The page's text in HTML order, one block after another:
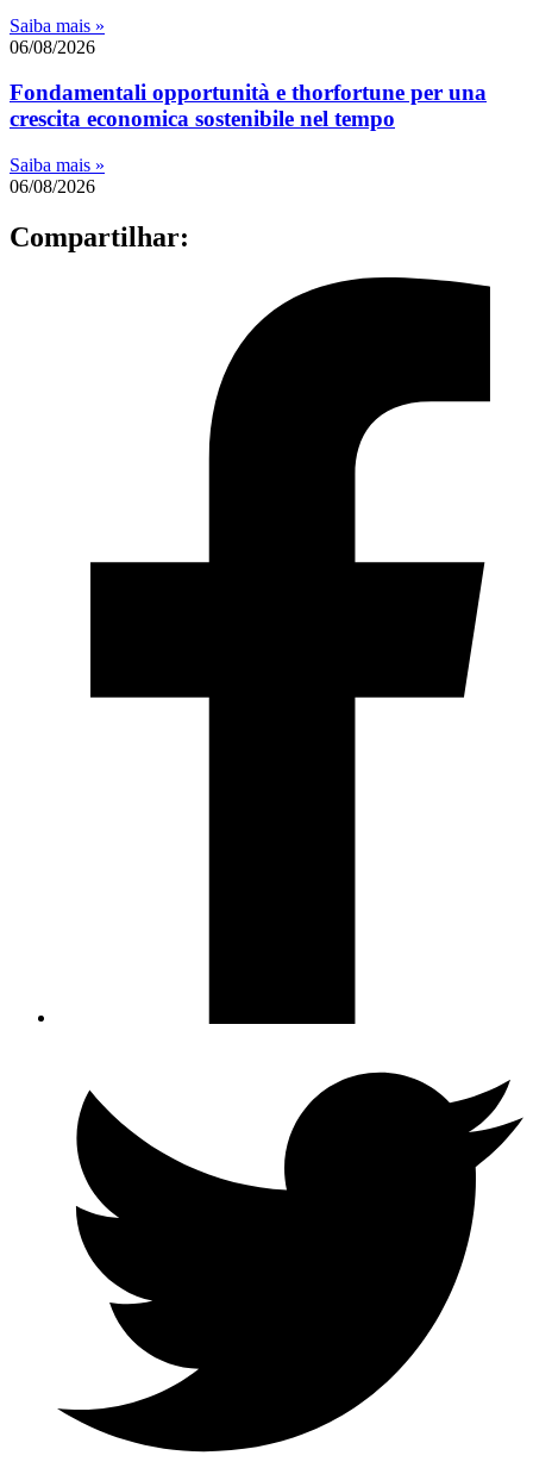
Saiba mais »
06/08/2026
Fondamentali opportunità e thorfortune per una
crescita economica sostenibile nel tempo
Saiba mais »
06/08/2026
Compartilhar: